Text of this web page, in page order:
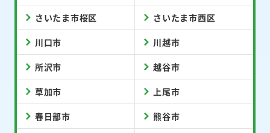
さいたま市桜区 さいたま市西区
川口市 川越市
所沢市 越谷市
草加市 上尾市
春日部市 熊谷市